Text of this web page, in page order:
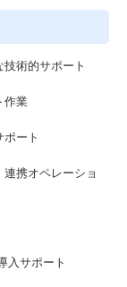
術的サポート
作業
ート
携オペレーショ
入サポート